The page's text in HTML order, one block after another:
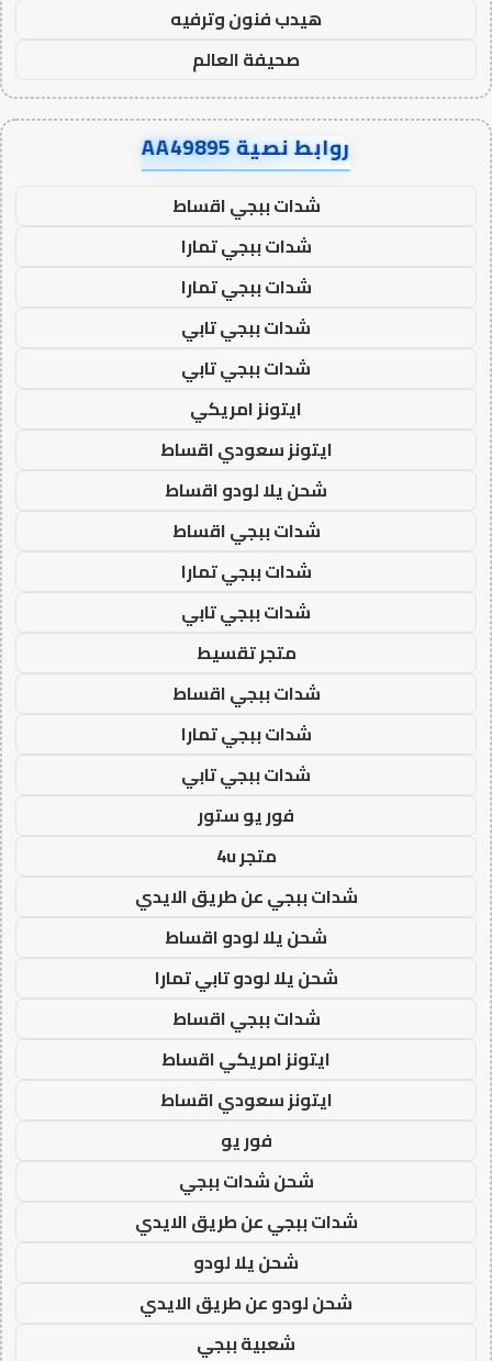
هيدب فنون وترفيه
صحيفة العالم
روابط نصية AA49895
شدات ببجي اقساط
شدات ببجي تمارا
شدات ببجي تمارا
شدات ببجي تابي
شدات ببجي تابي
ايتونز امريكي
ايتونز سعودي اقساط
شحن يلا لودو اقساط
شدات ببجي اقساط
شدات ببجي تمارا
شدات ببجي تابي
متجر تقسيط
شدات ببجي اقساط
شدات ببجي تمارا
شدات ببجي تابي
فور يو ستور
متجر 4u
شدات ببجي عن طريق الايدي
شحن يلا لودو اقساط
شحن يلا لودو تابي تمارا
شدات ببجي اقساط
ايتونز امريكي اقساط
ايتونز سعودي اقساط
فور يو
شحن شدات ببجي
شدات ببجي عن طريق الايدي
شحن يلا لودو
شحن لودو عن طريق الايدي
شعبية ببجي